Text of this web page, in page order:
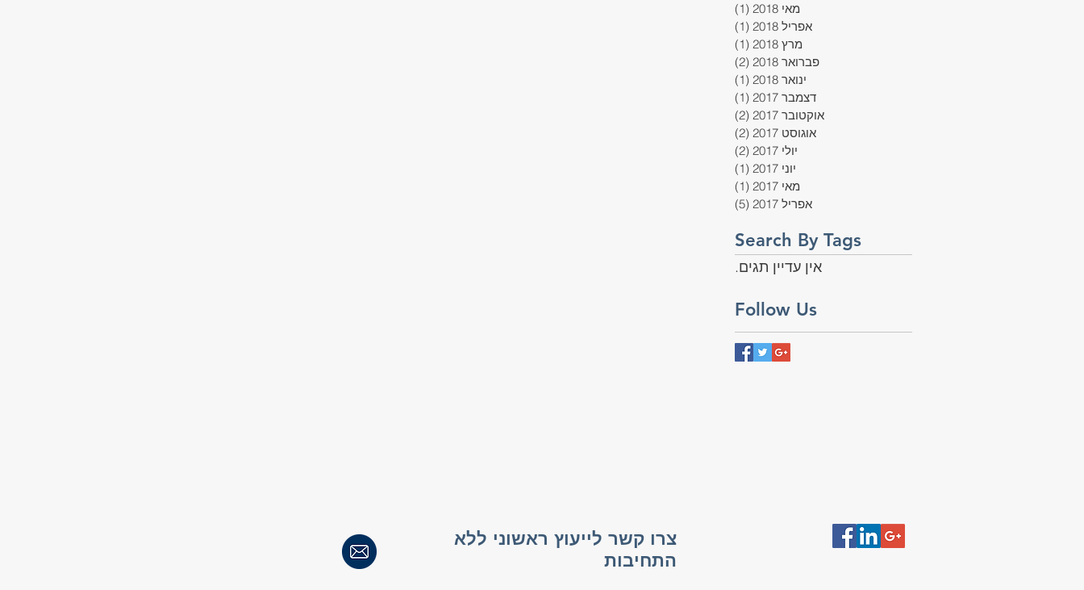
מאי 2018
(1)
אפריל 2018
(1)
מרץ 2018
(1)
פברואר 2018
(2)
ינואר 2018
(1)
דצמבר 2017
(1)
אוקטובר 2017
(2)
אוגוסט 2017
(2)
יולי 2017
(2)
יוני 2017
(1)
מאי 2017
(1)
אפריל 2017
(5)
Search By Tags
אין עדיין תגים.
Follow Us
צרו קשר לייעוץ ראשוני ללא
התחיבות